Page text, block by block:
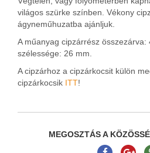
világos szürke színben. Vékony
ágyneműhuzatba ajánljuk.
A műanyag cipzárrész
szélessége: 26 mm.
A cipzárhoz a cipzárkocsit külön
cipzárkocsik ITT!
MEGOSZTÁS A